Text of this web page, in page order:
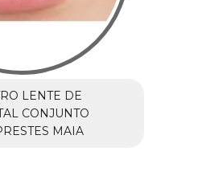
LENTE DE
CONJUNTO
MAIA